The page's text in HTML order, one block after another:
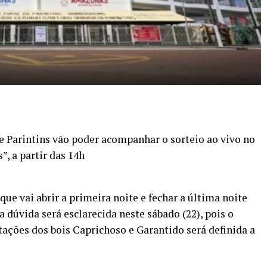
Parintins vão poder acompanhar o sorteio ao vivo no
a partir das 14h
vai abrir a primeira noite e fechar a última noite
dúvida será esclarecida neste sábado (22), pois o
dos bois Caprichoso e Garantido será definida a